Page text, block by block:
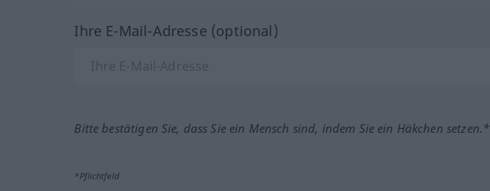
Ihre E-Mail-Adresse (optional)
Bitte bestätigen Sie, dass Sie ein Mensch sind, indem Sie ein Häkchen setzen.*
*Pflichtfeld